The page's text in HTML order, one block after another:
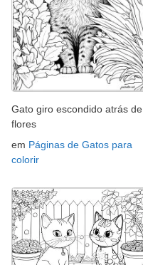
Gato giro escondido atrás de
flores
em Páginas de Gatos para
colorir